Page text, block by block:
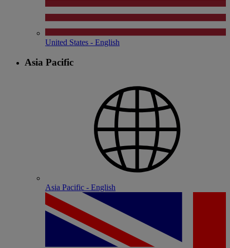
United States - English
Asia Pacific
Asia Pacific - English